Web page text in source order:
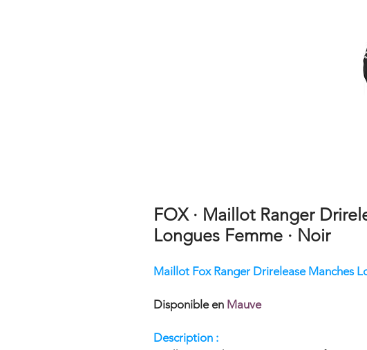
FOX · Maillot Ranger
Longues Femme · Noir
Maillot Fox Ranger Drirelease Manches
Disponible en Mauve
Description :